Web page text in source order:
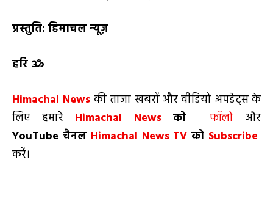
प्रस्तुति: हिमाचल न्यूज़
हरि ॐ
Himachal News की ताजा खबरों और वीडियो अपडेट्स के
लिए हमारे Himachal News को फॉलो
और
YouTube चैनल Himachal News TVको Subscribe
करें।